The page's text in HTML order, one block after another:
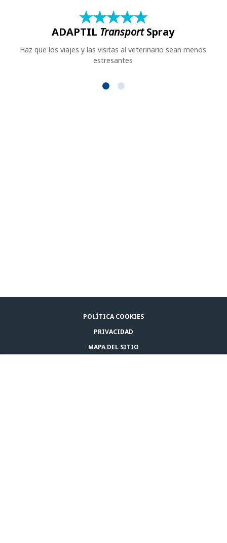
★★★★★
☆☆☆☆☆
ADAPTIL TransportSpray
Haz que los viajes y las visitas al veterinario sean menos
estresantes
POLÍTICA COOKIES
PRIVACIDAD
MAPA DEL SITIO